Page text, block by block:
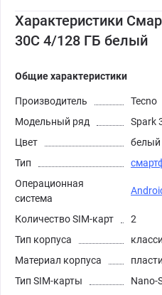
Характеристики
30C 4/128 ГБ белый
Общие характеристики
Производитель
Tecno
Модельный ряд
Spark
Цвет
белый
Тип
Операционная
система
Количество SIM-карт
2
Тип корпуса
Материал корпуса
Тип SIM-карты
Nano-